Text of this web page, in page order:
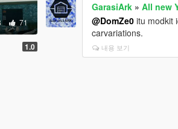
71
1.0
GarasiArk »All new
@DomZe0 itu modkit
carvariations.
내용 보기